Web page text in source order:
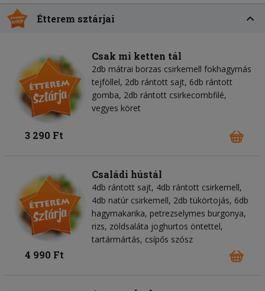
Étterem sztárjai
Csak mi ketten tál
2db mátrai borzas csirkemell fokhagymás
tejföllel, 2db rántott sajt, 6db rántott
gomba, 2db rántott csirkecombfilé,
vegyes köret
3 290 Ft
Családi hústál
4db rántott sajt, 4db rántott csirkemell,
4db natúr csirkemell, 2db tükörtojás, 6db
hagymakarika, petrezselymes burgonya,
rizs, zöldsaláta joghurtos öntettel,
tartármártás, csípős szósz
4 990 Ft